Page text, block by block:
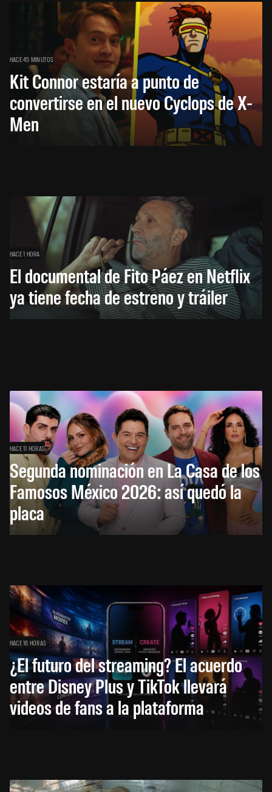
HACE 45 MINUTOS
Kit Connor estaría a punto de
convertirse en el nuevo Cyclops de X-
Men
HACE 1 HORA
El documental de Fito Páez en Netflix
ya tiene fecha de estreno y tráiler
HACE 11 HORAS
Segunda nominación en La Casa de los
Famosos México 2026: así quedó la
placa
HACE 16 HORAS
¿El futuro del streaming? El acuerdo
entre Disney Plus y TikTok llevará
videos de fans a la plataforma